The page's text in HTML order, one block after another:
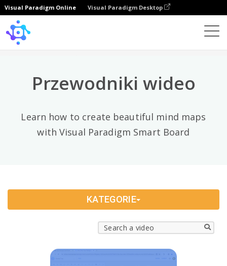
Visual Paradigm Online Visual Paradigm Desktop
Przewodniki wideo
Learn how to create beautiful mind maps
with Visual Paradigm Smart Board
×
KATEGORIE